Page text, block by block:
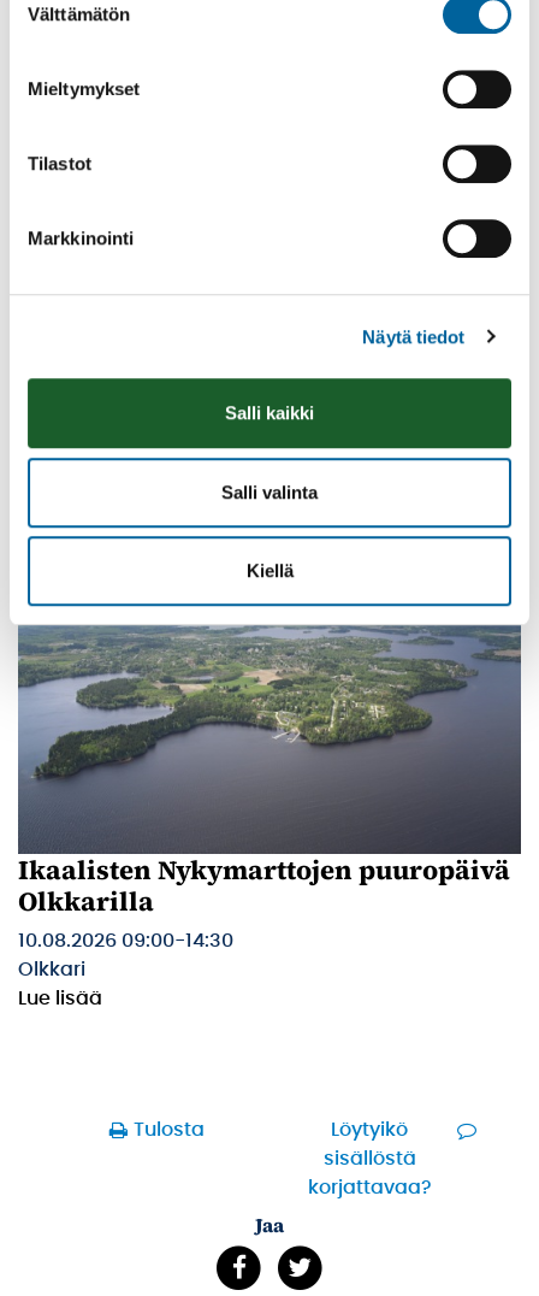
valinta
Välttämätön
Mieltymykset
Tilastot
Markkinointi
Näytä tiedot
Salli kaikki
Salli valinta
Kiellä
lavatanssit
23:30
Poltinkosken lava, Leppäsjärventie 285, Ikaalinen
Ikaalisten Nykymarttojen puuropäivä
Olkkarilla
10.08.2026 09:00-14:30
Olkkari
Lue lisää
Tulosta
Löytyikö
sisällöstä
korjattavaa?
Jaa